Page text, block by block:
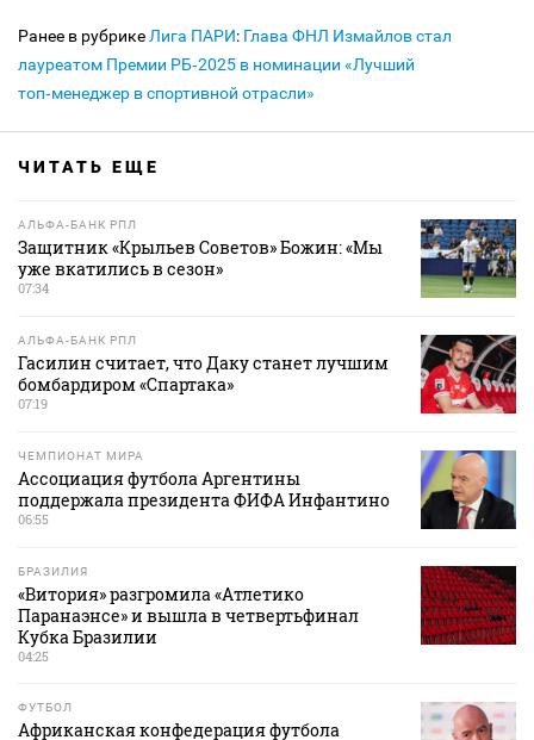
Ранее в рубрике Лига ПАРИ: Глава ФНЛ Измайлов стал
лауреатом Премии РБ‑2025 в номинации «Лучший
топ‑менеджер в спортивной отрасли»
ЧИТАТЬ ЕЩЕ
АЛЬФА-БАНК РПЛ
Защитник «Крыльев Советов» Божин: «Мы
уже вкатились в сезон»
07:34
АЛЬФА-БАНК РПЛ
Гасилин считает, что Даку станет лучшим
бомбардиром «Спартака»
07:19
ЧЕМПИОНАТ МИРА
Ассоциация футбола Аргентины
поддержала президента ФИФА Инфантино
06:55
БРАЗИЛИЯ
«Витория» разгромила «Атлетико
Паранаэнсе» и вышла в четвертьфинал
Кубка Бразилии
04:25
ФУТБОЛ
Африканская конфедерация футбола